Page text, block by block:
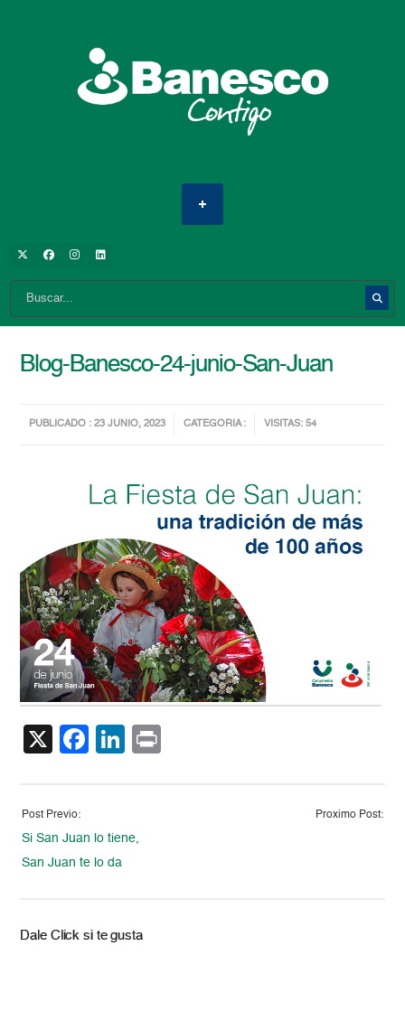
Blog-Banesco-24-junio-San-Juan
PUBLICADO : 23 JUNIO, 2023 CATEGORIA : VISITAS: 54
X Facebook
LinkedIn
Post Previo:
Si San Juan lo tiene,
San Juan te lo da
Proximo Post:
Dale Click si te gusta